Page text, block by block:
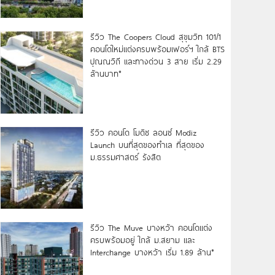
รีวิว The Coopers Cloud สุขุมวิท 101/1
คอนโดใหม่แต่งครบพร้อมเฟอร์ฯ ใกล้ BTS
ปุณณวิถี และทางด่วน 3 สาย เริ่ม 2.29
ล้านบาท*
รีวิว คอนโด โมดิซ ลอนซ์ Modiz
Launch บนที่สุดของทำเล ที่สุดของ
ม.ธรรมศาสตร์ รังสิต
รีวิว The Muve บางหว้า คอนโดแต่ง
ครบพร้อมอยู่ ใกล้ ม.สยาม และ
Interchange บางหว้า เริ่ม 1.89 ล้าน*